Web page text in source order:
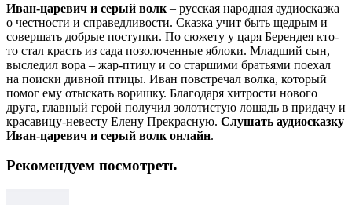
Иван-царевич и серый волк – русская народная аудиосказка
о честности и справедливости. Сказка учит быть щедрым и
совершать добрые поступки. По сюжету у царя Берендея кто-
то стал красть из сада позолоченные яблоки. Младший сын,
выследил вора – жар-птицу и со старшими братьями поехал
на поиски дивной птицы. Иван повстречал волка, который
помог ему отыскать воришку. Благодаря хитрости нового
друга, главный герой получил золотистую лошадь в придачу и
красавицу-невесту Елену Прекрасную. Слушать аудиосказку
Иван-царевич и серый волк онлайн.
Рекомендуем посмотреть